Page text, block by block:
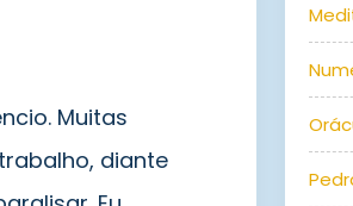
Muitas
diante